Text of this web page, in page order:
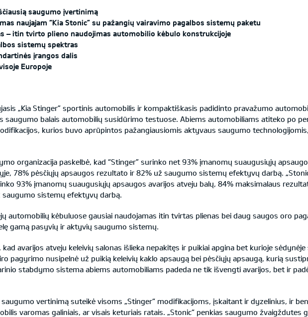
saugumo įvertinimą
naujajam “Kia Stonic” su pažangių vairavimo pagalbos sistemų paketu
– itin tvirto plieno naudojimas automobilio kėbulo konstrukcijoje
sistemų spektras
įrangos dalis
Europoje
„Kia Stinger” sportinis automobilis ir kompaktiškasis padidinto pravažumo
saugumo balais automobilių susidūrimo testuose. Abiems automobiliams atiteko po
kurios buvo aprūpintos pažangiausiomis aktyvaus saugumo
organizacija paskelbė, kad “Stinger” surinko net 93% įmanomų suaugusiųjų
78% pėsčiųjų apsaugos rezultato ir 82% už saugumo sistemų efektyvų darbą.
93% įmanomų suaugusiųjų apsaugos avarijos atveju balų, 84% maksimalaus
saugumo sistemų efektyvų darbą.
automobilių kėbuluose gausiai naudojamas itin tvirtas plienas bei daug saugos oro
gamą pasyvių ir aktyvių saugumo sistemų.
avarijos atveju keleivių salonas išlieka nepakitęs ir puikiai apgina bet kurioje
pagyrimo nusipelnė už puikią keleivių kaklo apsaugą bei pėsčiųjų apsaugą, kurią
stabdymo sistema abiems automobiliams padeda ne tik išvengti avarijos, bet ir
vertinimą suteikė visoms „Stinger“ modifikacijoms, įskaitant ir dyzelinius, ir
varomas galiniais, ar visais keturiais ratais. „Stonic“ penkias saugumo žvaigždutes